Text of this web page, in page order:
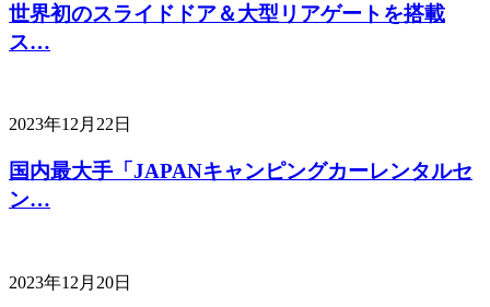
世界初のスライドドア＆大型リアゲートを搭載
ス…
2023年12月22日
国内最大手「JAPANキャンピングカーレンタルセ
ン…
2023年12月20日